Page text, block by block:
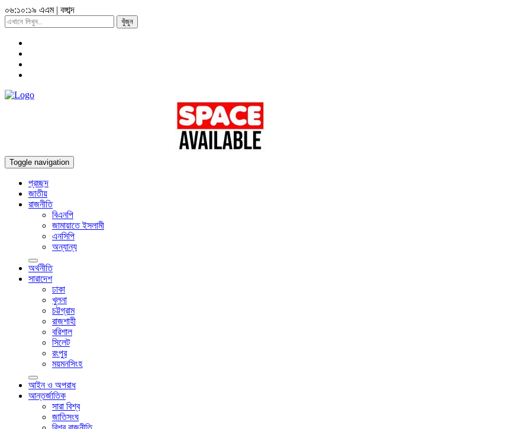
০৬:১০:২০ এএম |বঙ্গাব্দ
খুঁজুন
Toggle navigation
প্রচ্ছদ
জাতীয়
রাজনীতি
বিএনপি
জামায়াতে ইসলামী
এনসিপি
অন্যান্য
অর্থনীতি
সারাদেশ
ঢাকা
খুলনা
চট্টগ্রাম
রাজশাহী
বরিশাল
সিলেট
রংপুর
ময়মনসিংহ
আইন ও অপরাধ
আন্তর্জাতিক
সারা বিশ্ব
জাতিসংঘ